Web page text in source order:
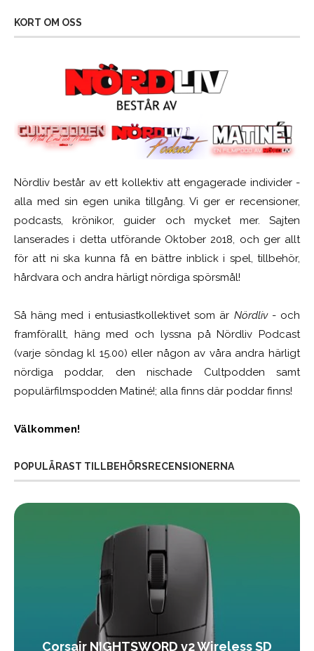
KORT OM OSS
Nördliv består av ett kollektiv att engagerade individer -
alla med sin egen unika tillgång. Vi ger er recensioner,
podcasts, krönikor, guider och mycket mer. Sajten
lanserades i detta utförande Oktober 2018, och ger allt
för att ni ska kunna få en bättre inblick i spel, tillbehör,
hårdvara och andra härligt nördiga spörsmål!
Så häng med i entusiastkollektivet som är Nördliv- och
framförallt, häng med och lyssna på Nördliv Podcast
(varje söndag kl 15.00) eller någon av våra andra härligt
nördiga poddar, den nischade Cultpodden samt
populärfilmspodden Matiné!; alla finns där poddar finns!
Välkommen!
POPULÄRAST TILLBEHÖRSRECENSIONERNA
Corsair NIGHTSWORD v2 Wireless SD